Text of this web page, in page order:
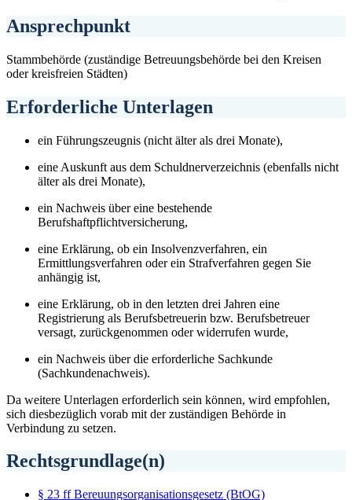
Ansprechpunkt
Stammbehörde (zuständige Betreuungsbehörde bei den Kreisen
oder kreisfreien Städten)
Erforderliche Unterlagen
ein Führungszeugnis (nicht älter als drei Monate),
eine Auskunft aus dem Schuldnerverzeichnis (ebenfalls nicht
älter als drei Monate),
ein Nachweis über eine bestehende
Berufshaftpflichtversicherung,
eine Erklärung, ob ein Insolvenzverfahren, ein
Ermittlungsverfahren oder ein Strafverfahren gegen Sie
anhängig ist,
eine Erklärung, ob in den letzten drei Jahren eine
Registrierung als Berufsbetreuerin bzw. Berufsbetreuer
versagt, zurückgenommen oder widerrufen wurde,
ein Nachweis über die erforderliche Sachkunde
(Sachkundenachweis).
Da weitere Unterlagen erforderlich sein können, wird empfohlen,
sich diesbezüglich vorab mit der zuständigen Behörde in
Verbindung zu setzen.
Rechtsgrundlage(n)
§ 23 ff Bereuungsorganisationsgesetz (BtOG)